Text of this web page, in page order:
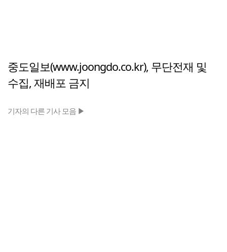
중도일보(www.joongdo.co.kr), 무단전재 및
수집, 재배포 금지
기자의 다른 기사 모음 ▶